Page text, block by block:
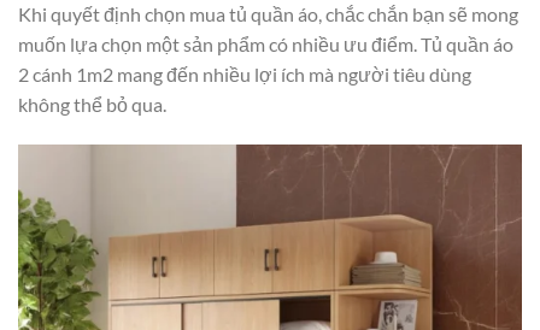
Khi quyết định chọn mua tủ quần áo, chắc chắn bạn sẽ mong
muốn lựa chọn một sản phẩm có nhiều ưu điểm. Tủ quần áo
2 cánh 1m2 mang đến nhiều lợi ích mà người tiêu dùng
không thể bỏ qua.